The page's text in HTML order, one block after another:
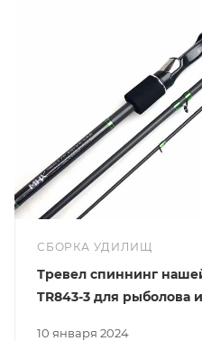
СБОРКА УДИЛИЩ
10 января 2024
Тревел спиннинг
TR843-3 для рыболова